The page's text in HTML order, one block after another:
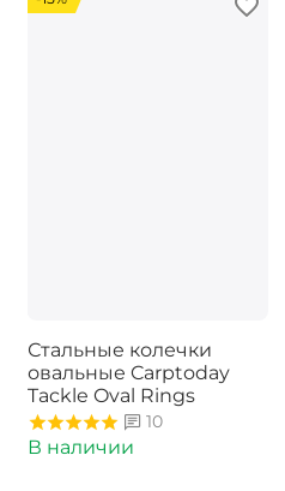
Стальные колечки
овальные Carptoday
Tackle Oval Rings
10
В наличии